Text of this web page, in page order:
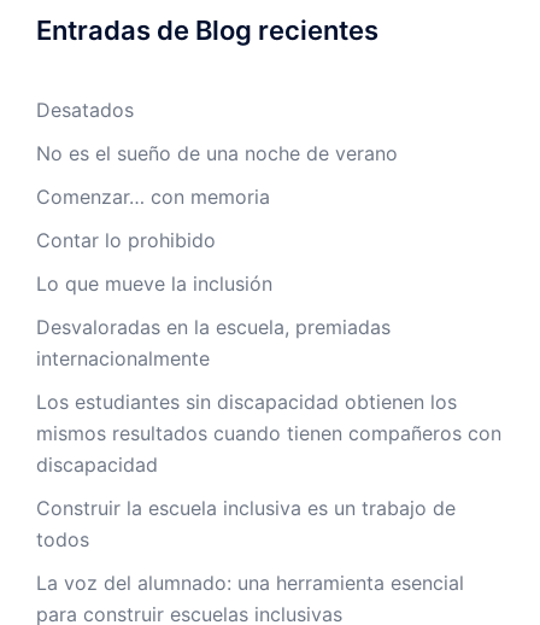
Entradas de Blog recientes
Desatados
No es el sueño de una noche de verano
Comenzar… con memoria
Contar lo prohibido
Lo que mueve la inclusión
Desvaloradas en la escuela, premiadas
internacionalmente
Los estudiantes sin discapacidad obtienen los
mismos resultados cuando tienen compañeros con
discapacidad
Construir la escuela inclusiva es un trabajo de
todos
La voz del alumnado: una herramienta esencial
para construir escuelas inclusivas